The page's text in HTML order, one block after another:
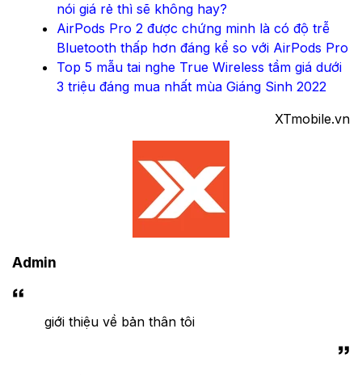
nói giá rẻ thì sẽ không hay?
AirPods Pro 2 được chứng minh là có độ trễ
Bluetooth thấp hơn đáng kể so với AirPods Pro
Top 5 mẫu tai nghe True Wireless tầm giá dưới
3 triệu đáng mua nhất mùa Giáng Sinh 2022
XTmobile.vn
Admin
giới thiệu về bản thân tôi